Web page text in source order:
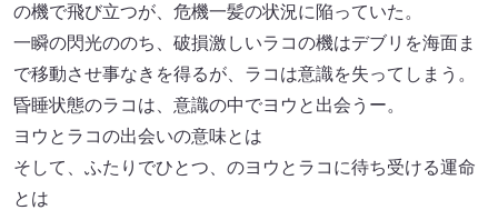
の機で飛び立つが、危機一髪の状況に陥っていた。
一瞬の閃光ののち、破損激しいラコの機はデブリを海面ま
で移動させ事なきを得るが、ラコは意識を失ってしまう。
昏睡状態のラコは、意識の中でヨウと出会うー。
ヨウとラコの出会いの意味とは
そして、ふたりでひとつ、のヨウとラコに待ち受ける運命
とは